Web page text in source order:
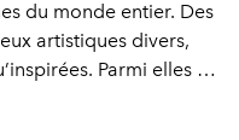
du monde entier. Des
artistiques divers,
Parmi elles :
Leandra Cohen,
Marion Cotillard.